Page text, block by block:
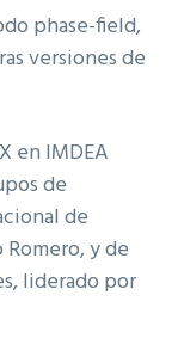
phase-field,
versiones de
en IMDEA
de
de
y de
liderado por